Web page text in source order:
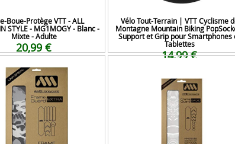
Boue-Protège VTT - ALL
STYLE - MG1MOGY - Blanc -
Mixte - Adulte
20,99 €
Vélo Tout-Terrain | VTT Cyclisme
Montagne Mountain Biking
Support et Grip pour Smartphones
Tablettes
14,99 €